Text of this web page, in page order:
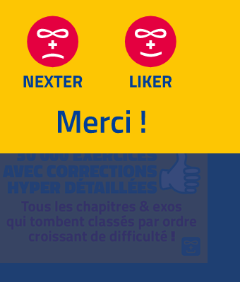
RETOUR